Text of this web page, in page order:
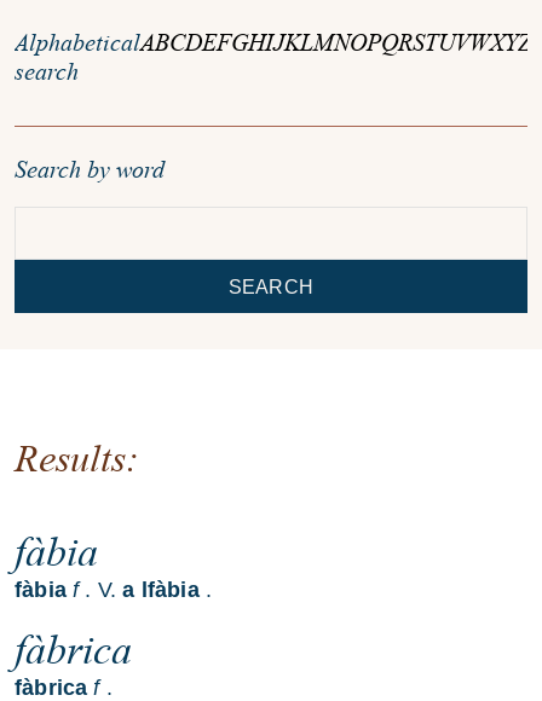
Alphabetical
search
ABCDEFGHIJKLMNOPQRSTUVWXYZ
Search by word
SEARCH
Results:
fàbia
fàbia f. V.a lfàbia.
fàbrica
fàbrica f.